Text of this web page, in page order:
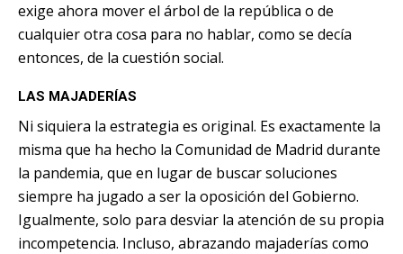
exige ahora mover el árbol de la república o de
cualquier otra cosa para no hablar, como se decía
entonces, de la cuestión social.
LAS MAJADERÍAS
Ni siquiera la estrategia es original. Es exactamente la
misma que ha hecho la Comunidad de Madrid durante
la pandemia, que en lugar de buscar soluciones
siempre ha jugado a ser la oposición del Gobierno.
Igualmente, solo para desviar la atención de su propia
incompetencia. Incluso, abrazando majaderías como